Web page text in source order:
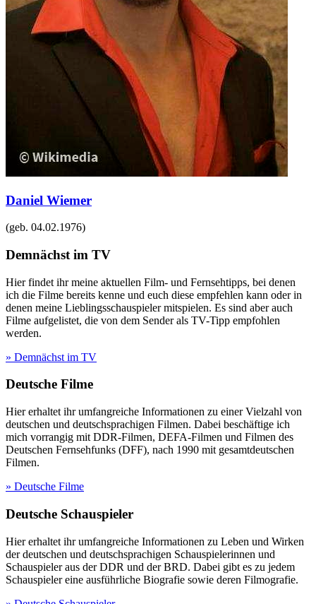
Daniel Wiemer
(geb. 04.02.1976)
Demnächst im TV
Hier findet ihr meine aktuellen Film- und Fernsehtipps, bei denen
ich die Filme bereits kenne und euch diese empfehlen kann oder in
denen meine Lieblingsschauspieler mitspielen. Es sind aber auch
Filme aufgelistet, die von dem Sender als TV-Tipp empfohlen
werden.
» Demnächst im TV
Deutsche Filme
Hier erhaltet ihr umfangreiche Informationen zu einer Vielzahl von
deutschen und deutschsprachigen Filmen. Dabei beschäftige ich
mich vorrangig mit DDR-Filmen, DEFA-Filmen und Filmen des
Deutschen Fernsehfunks (DFF), nach 1990 mit gesamtdeutschen
Filmen.
» Deutsche Filme
Deutsche Schauspieler
Hier erhaltet ihr umfangreiche Informationen zu Leben und Wirken
der deutschen und deutschsprachigen Schauspielerinnen und
Schauspieler aus der DDR und der BRD. Dabei gibt es zu jedem
Schauspieler eine ausführliche Biografie sowie deren Filmografie.